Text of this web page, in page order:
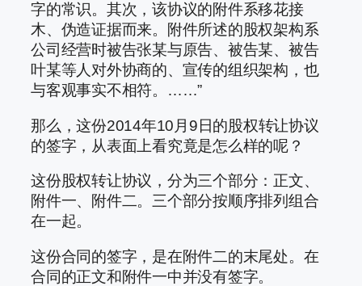
字的常识。其次，该协议的附件系移花接
木、伪造证据而来。附件所述的股权架构系
公司经营时被告张某与原告、被告某、被告
叶某等人对外协商的、宣传的组织架构，也
与客观事实不相符。……”
那么，这份2014年10月9日的股权转让协议
的签字，从表面上看究竟是怎么样的呢？
这份股权转让协议，分为三个部分：正文、
附件一、附件二。三个部分按顺序排列组合
在一起。
这份合同的签字，是在附件二的末尾处。在
合同的正文和附件一中并没有签字。